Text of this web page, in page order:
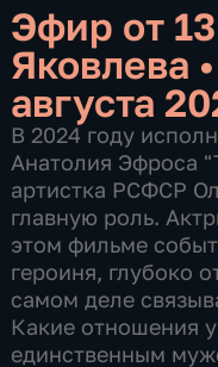
Эфир от
Яковлева •
августа
В 2024 году
Анатолия Эфроса
артистка РСФСР
главную роль.
этом фильме
героиня, глубоко
самом деле
Какие отношения
единственным